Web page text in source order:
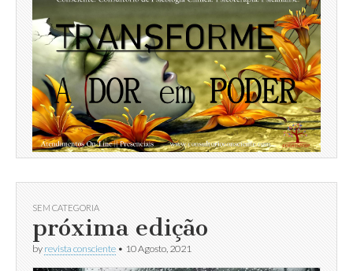
SEM CATEGORIA
próxima edição
by revista consciente • 10 Agosto, 2021